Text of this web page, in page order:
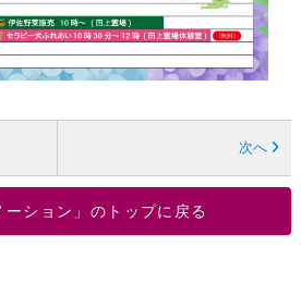
次へ
ーション」のトップに戻る